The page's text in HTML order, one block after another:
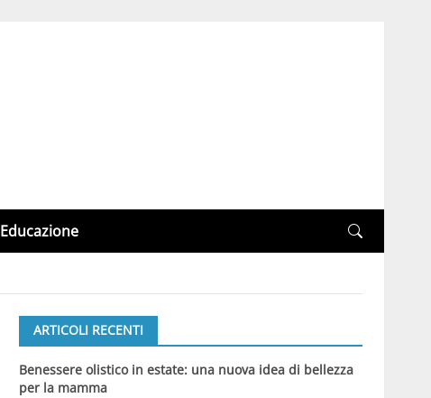
Educazione
ARTICOLI RECENTI
Benessere olistico in estate: una nuova idea di bellezza
per la mamma